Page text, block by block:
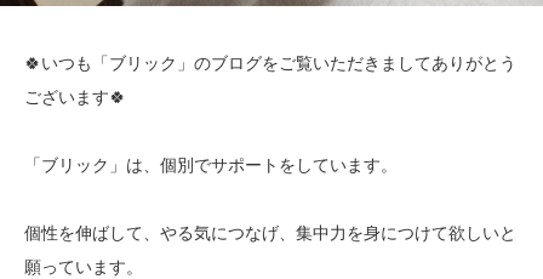
🍀いつも「ブリック」のブログをご覧いただきましてありがとう
ございます🍀
「ブリック」は、個別でサポートをしています。
個性を伸ばして、やる気につなげ、集中力を身につけて欲しいと
願っています。